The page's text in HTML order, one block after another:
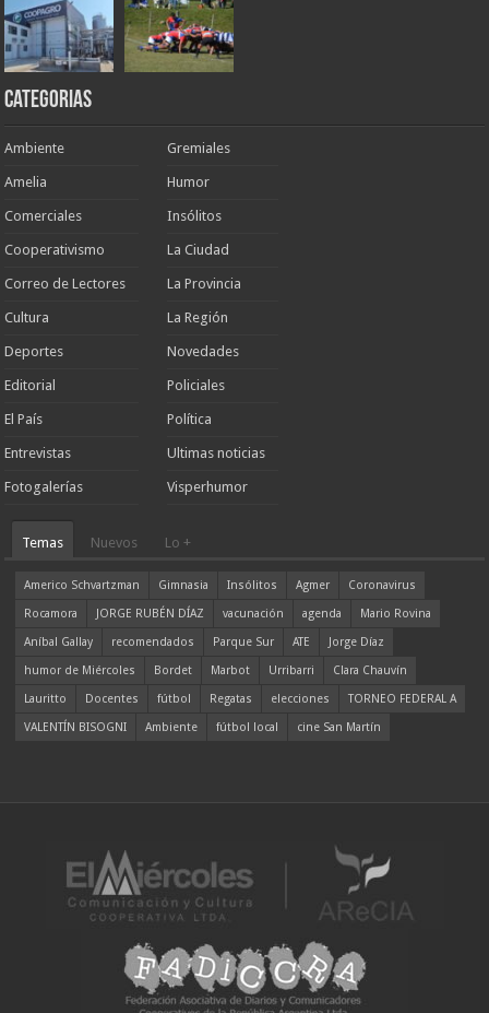
Categorias
Ambiente
Amelia
Comerciales
Cooperativismo
Correo de Lectores
Cultura
Deportes
Editorial
El País
Entrevistas
Fotogalerías
Gremiales
Humor
Insólitos
La Ciudad
La Provincia
La Región
Novedades
Policiales
Política
Ultimas noticias
Visperhumor
Temas Nuevos Lo +
Americo Schvartzman Gimnasia Insólitos Agmer
Coronavirus
Rocamora
JORGE RUBÉN DÍAZ vacunación agenda
Mario Rovina
Aníbal Gallay
recomendados Parque Sur ATE
Jorge Díaz
humor de Miércoles
Bordet Marbot Urribarri
Clara Chauvín
Lauritto
Docentes fútbol Regatas elecciones
TORNEO FEDERAL A
VALENTÍN BISOGNI
Ambiente fútbol local cine San Martín